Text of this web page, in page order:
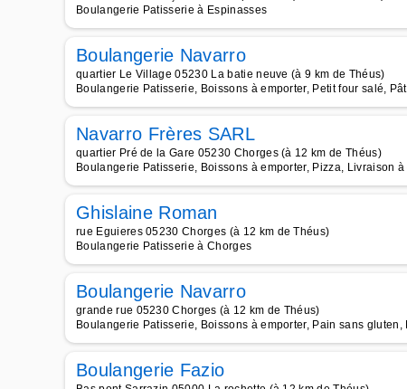
Boulangerie Patisserie à Espinasses
Boulangerie Navarro
quartier Le Village 05230 La batie neuve (à 9 km de Théus)
Boulangerie Patisserie, Boissons à emporter, Petit four salé,
Navarro Frères SARL
quartier Pré de la Gare 05230 Chorges (à 12 km de Théus)
Boulangerie Patisserie, Boissons à emporter, Pizza, Livraison
Ghislaine Roman
rue Eguieres 05230 Chorges (à 12 km de Théus)
Boulangerie Patisserie à Chorges
Boulangerie Navarro
grande rue 05230 Chorges (à 12 km de Théus)
Boulangerie Patisserie, Boissons à emporter, Pain sans
Boulangerie Fazio